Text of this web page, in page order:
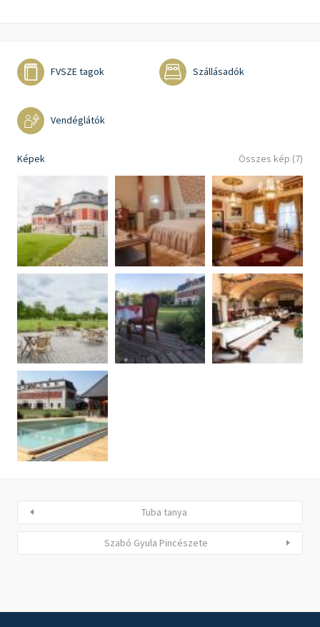
FVSZE tagok Szállásadók
Vendéglátók
Képek Összes kép (7)
Tuba tanya
Szabó Gyula Pincészete